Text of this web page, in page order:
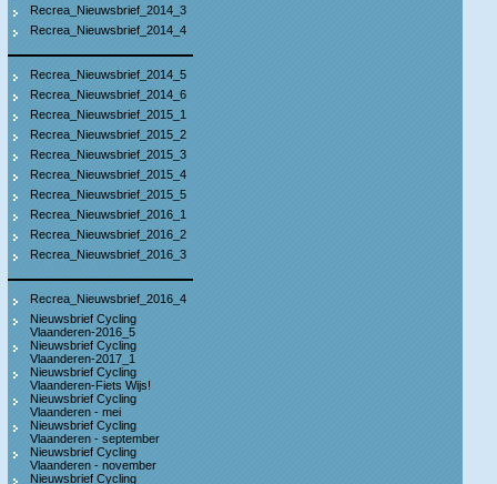
Recrea_Nieuwsbrief_2014_3
Recrea_Nieuwsbrief_2014_4
Recrea_Nieuwsbrief_2014_5
Recrea_Nieuwsbrief_2014_6
Recrea_Nieuwsbrief_2015_1
Recrea_Nieuwsbrief_2015_2
Recrea_Nieuwsbrief_2015_3
Recrea_Nieuwsbrief_2015_4
Recrea_Nieuwsbrief_2015_5
Recrea_Nieuwsbrief_2016_1
Recrea_Nieuwsbrief_2016_2
Recrea_Nieuwsbrief_2016_3
Recrea_Nieuwsbrief_2016_4
Nieuwsbrief Cycling
Vlaanderen-2016_5
Nieuwsbrief Cycling
Vlaanderen-2017_1
Nieuwsbrief Cycling
Vlaanderen-Fiets Wijs!
Nieuwsbrief Cycling
Vlaanderen - mei
Nieuwsbrief Cycling
Vlaanderen - september
Nieuwsbrief Cycling
Vlaanderen - november
Nieuwsbrief Cycling